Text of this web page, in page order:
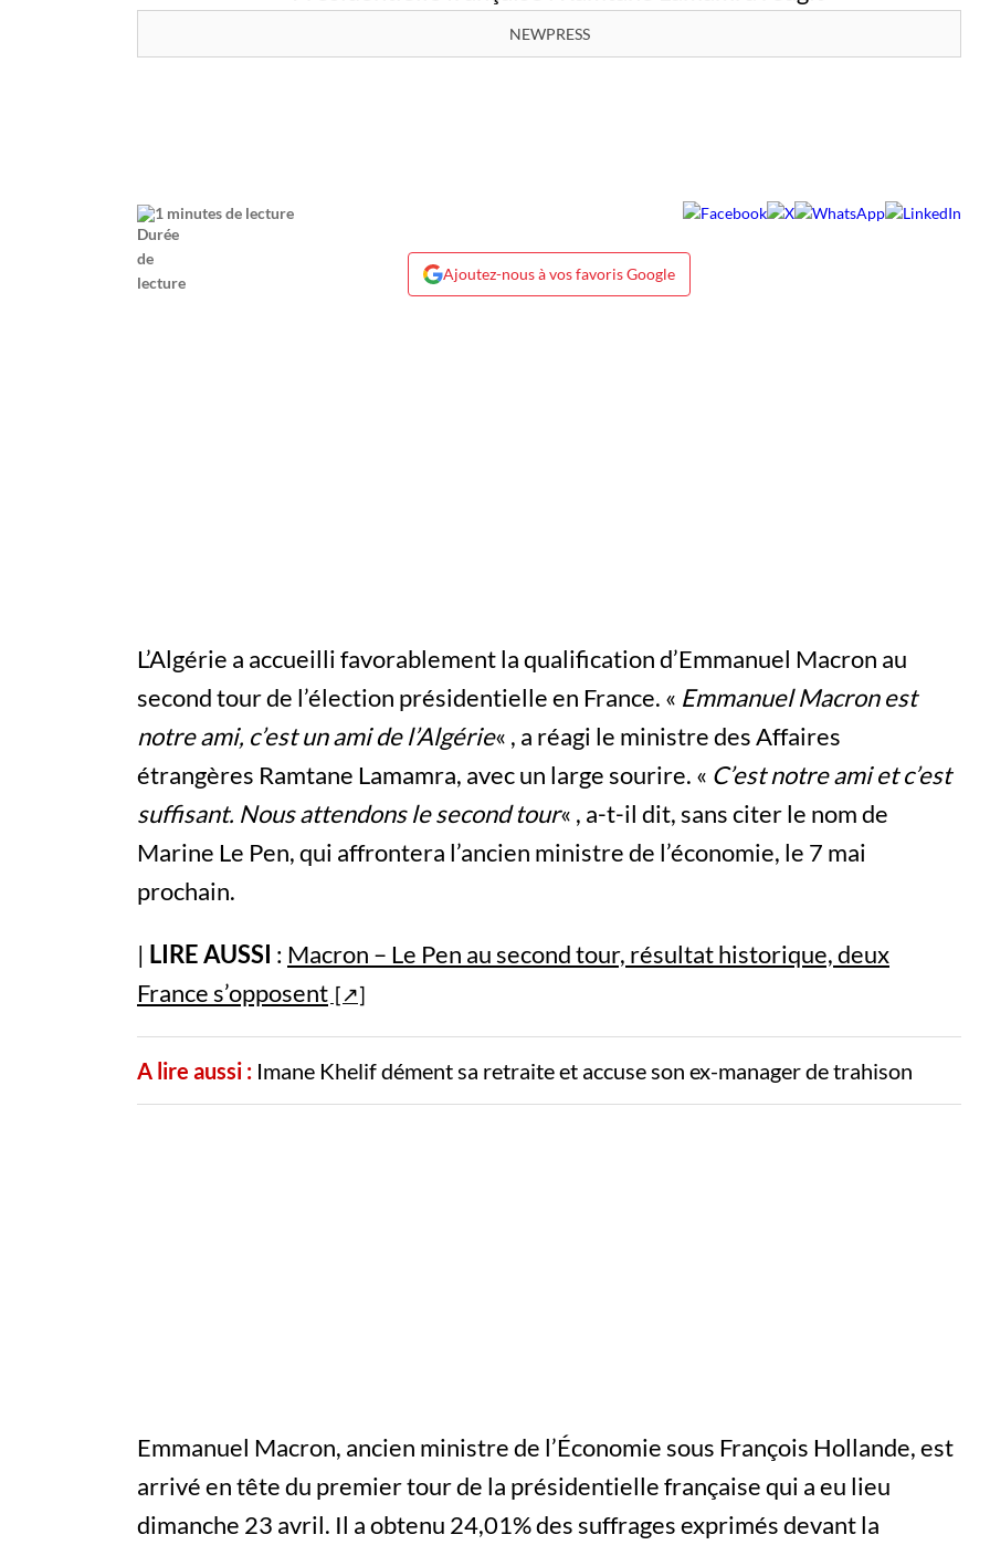
NEWPRESS
1 minutes de lecture
Ajoutez-nous à vos favoris Google
L’Algérie a accueilli favorablement la qualification d’Emmanuel Macron au
second tour de l’élection présidentielle en France. « Emmanuel Macron est
notre ami, c’est un ami de l’Algérie« , a réagi le ministre des Affaires
étrangères Ramtane Lamamra, avec un large sourire. « C’est notre ami et c’est
suffisant. Nous attendons le second tour« , a-t-il dit, sans citer le nom de
Marine Le Pen, qui affrontera l’ancien ministre de l’économie, le 7 mai
prochain.
| LIRE AUSSI : Macron – Le Pen au second tour, résultat historique, deux
France s’opposent
A lire aussi : Imane Khelif dément sa retraite et accuse son ex-manager de trahison
Emmanuel Macron, ancien ministre de l’Économie sous François Hollande, est
arrivé en tête du premier tour de la présidentielle française qui a eu lieu
dimanche 23 avril. Il a obtenu 24,01% des suffrages exprimés devant la